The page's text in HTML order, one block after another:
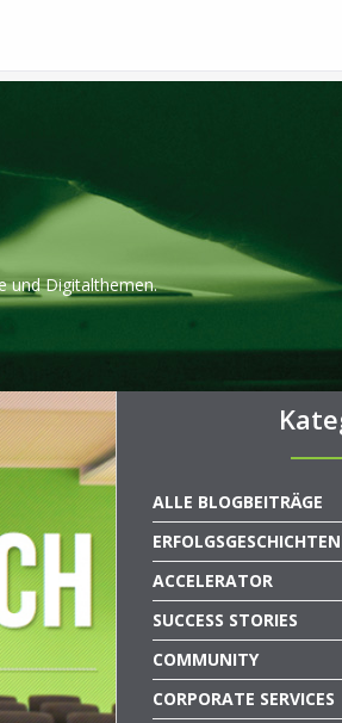
und Digitalthemen.
ALLE BLOGBEITRÄGE
ERFOLGSGESCHICHTEN
ACCELERATOR
SUCCESS STORIES
COMMUNITY
CORPORATE SERVICES